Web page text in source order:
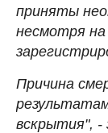
приняты
несмотря
Причина
вскрытия", -